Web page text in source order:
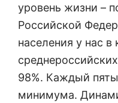
уровень жизни –
Российской
населения у нас
98%. Каждый
минимума.